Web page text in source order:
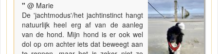
" @ Marie
De 'jachtmodus'/het jachtinstinct hangt
natuurlijk heel erg af van de aanleg
van de hond. Mijn hond is er ook wel
dol op om achter iets dat beweegt aan